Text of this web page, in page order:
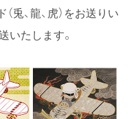
兎、龍、虎）をお送りい
いたします。